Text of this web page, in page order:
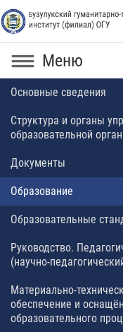
Меню
Основные сведения
Структура и органы
образовательной
Документы
Образование
Образовательные
Руководство.
(научно-
Материально-
обеспечение и
образовательного